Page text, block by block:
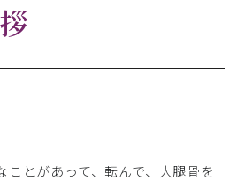
ことがあって、転んで、大腿骨を